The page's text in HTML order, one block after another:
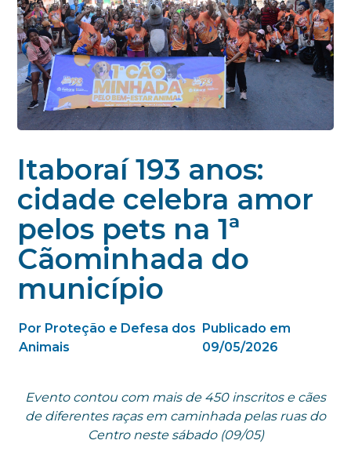
Itaboraí 193 anos:
cidade celebra amor
pelos pets na 1ª
Cãominhada do
município
Por Proteção e Defesa dos
Animais
Publicado em
09/05/2026
Evento contou com mais de 450 inscritos e cães
de diferentes raças em caminhada pelas ruas do
Centro neste sábado (09/05)